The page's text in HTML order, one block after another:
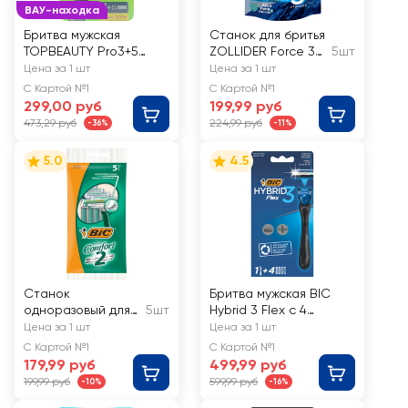
ВАУ-находка
Бритва мужская
TOPBEAUTY Pro3+5
сменных кассет
Цена за 1 шт
С Картой №1
299,00 руб
473,29 руб -36%
Станок для бритья
ZOLLIDER Force 3
Max, 3 лезвия,
одноразовый
5шт
Цена за 1 шт
С Картой №1
199,99 руб
224,99 руб -11%
5.0
Станок
одноразовый для
бритья BIC
Comfort 2 лезвия
5шт
Цена за 1 шт
С Картой №1
179,99 руб
199,99 руб -10%
4.5
Бритва мужская BIC
Hybrid 3 Flex с 4
сменными кассетами
Цена за 1 шт
С Картой №1
499,99 руб
599,99 руб -16%